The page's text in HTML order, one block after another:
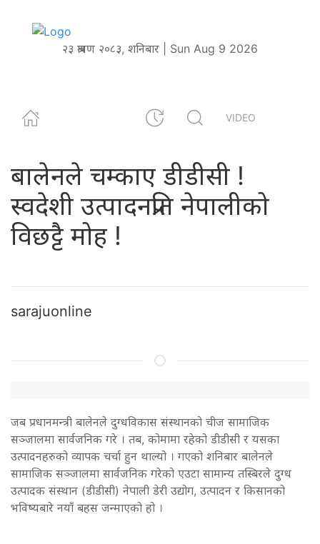
२३ श्रावण २०८३, शनिबार | Sun Aug 9 2026
VIDEO
बालेनले चम्काए डीडीसी !
स्वदेशी उत्पादनप्रति नेपालीको
विछट्टै मोह !
sarajuonline
जब प्रधानमन्त्री बालेनले दुग्धविकास संस्थानको चीज सामाजिक
सञ्जालमा सार्वजनिक गरे । तब, कोमामा रहेको डीडीसी र यसका
उत्पादनहरुको व्यापक चर्चा हुन थाल्यो । गएको शनिबार बालेनले
सामाजिक सञ्जालमा सार्वजनिक गरेको एउटा सामान्य तस्बिरले दुग्ध
उत्पादक संस्थान (डीडीसी) नेपाली डेरी उद्योग, उत्पादन र किसानको
भविष्यबारे नयाँ बहस जन्माएको हो ।